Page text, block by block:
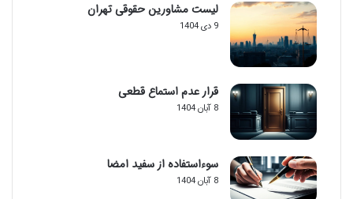
لیست مشاورین حقوقی تهران
9 دی 1404
قرار عدم استماع قطعی
8 آبان 1404
سوءاستفاده از سفید امضا
8 آبان 1404